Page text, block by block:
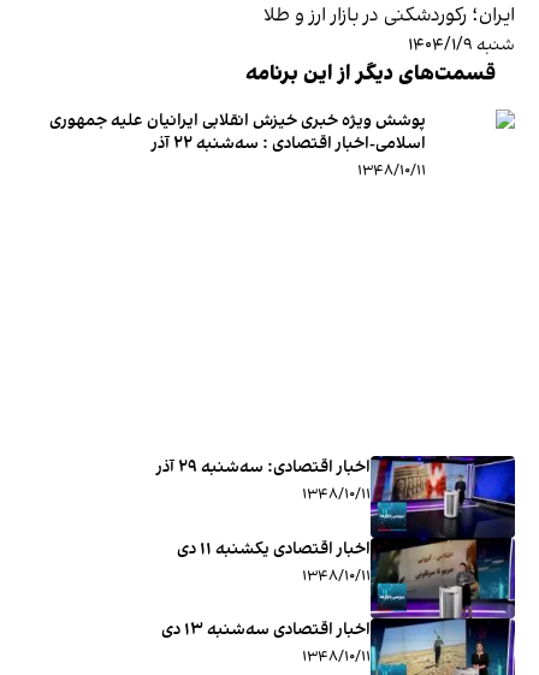
ایران؛ رکوردشکنی در بازار ارز و طلا
شنبه ۱۴۰۴/۱/۹
قسمت‌های دیگر از این برنامه
پوشش ویژه خبری خیزش انقلابی ایرانیان علیه جمهوری
اسلامی-اخبار اقتصادی : سه‌شنبه ۲۲ آذر
۱۳۴۸/۱۰/۱۱
اخبار اقتصادی: ‌سه‌شنبه ۲۹ آذر
۱۳۴۸/۱۰/۱۱
اخبار اقتصادی یکشنبه ۱۱ دی
۱۳۴۸/۱۰/۱۱
اخبار اقتصادی سه‌شنبه ۱۳ دی
۱۳۴۸/۱۰/۱۱